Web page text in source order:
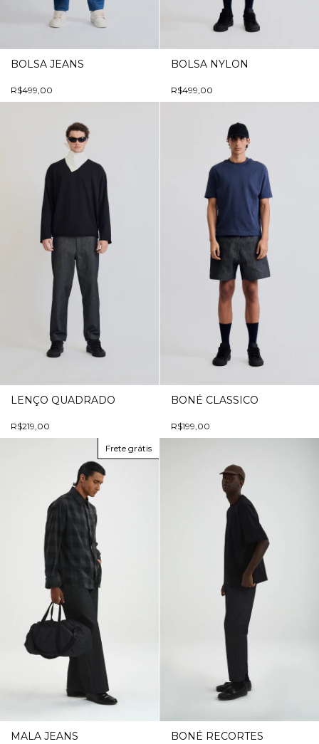
BOLSA JEANS
R$499,00
BOLSA NYLON
R$499,00
LENÇO QUADRADO
R$219,00
BONÉ CLASSICO
R$199,00
Frete grátis
MALA JEANS BONÉ RECORTES